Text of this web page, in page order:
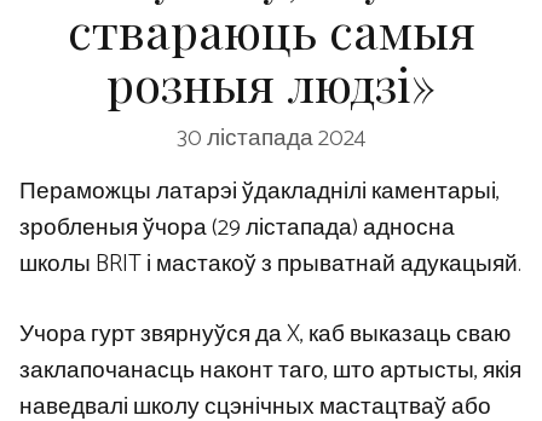
ствараюць самыя
розныя людзі»
30 лістапада 2024
Пераможцы латарэі ўдакладнілі каментарыі,
зробленыя ўчора (29 лістапада) адносна
школы BRIT і мастакоў з прыватнай адукацыяй.
Учора гурт звярнуўся да X, каб выказаць сваю
заклапочанасць наконт таго, што артысты, якія
наведвалі школу сцэнічных мастацтваў або